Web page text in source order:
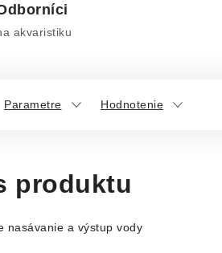
akvaristiku
Parametre Hodnotenie
produktu
nasávanie a výstup vody